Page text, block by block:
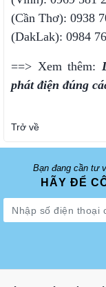
(Cần Thơ): 0938
(DakLak): 0984
==> Xem thêm:
phát điện đúng
Trở về
Bạn đang cần tư
HÃY ĐỂ